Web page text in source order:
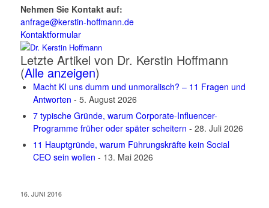
Nehmen Sie Kontakt auf:
anfrage@kerstin-hoffmann.de
Kontaktformular
Letzte Artikel von Dr. Kerstin Hoffmann
(Alle anzeigen)
Macht KI uns dumm und unmoralisch? – 11 Fragen und
Antworten - 5. August 2026
7 typische Gründe, warum Corporate-Influencer-
Programme früher oder später scheitern - 28. Juli 2026
11 Hauptgründe, warum Führungskräfte kein Social
CEO sein wollen - 13. Mai 2026
16. JUNI 2016